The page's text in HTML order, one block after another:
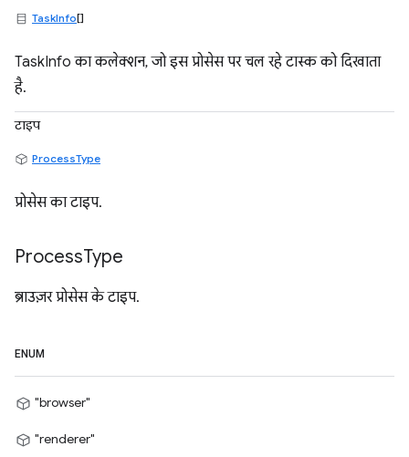
TaskInfo[]
TaskInfo का कलेक्शन, जो इस प्रोसेस पर चल रहे टास्क को दिखाता
है.
टाइप
ProcessType
प्रोसेस का टाइप.
ProcessType
ब्राउज़र प्रोसेस के टाइप.
ENUM
"browser"
"renderer"